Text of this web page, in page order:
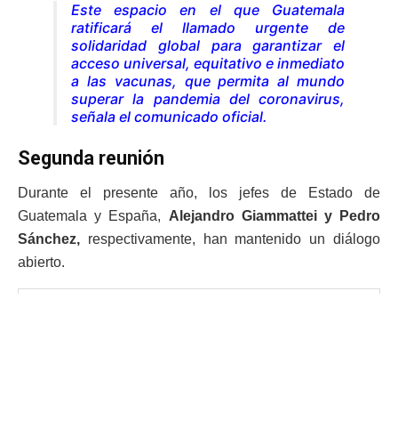
Este espacio en el que Guatemala
ratificará el llamado urgente de
solidaridad global para garantizar el
acceso universal, equitativo e inmediato
a las vacunas, que permita al mundo
superar la pandemia del coronavirus,
señala el comunicado oficial.
Segunda reunión
Durante el presente año, los jefes de Estado de
Guatemala y España, Alejandro Giammattei y Pedro
Sánchez, respectivamente, han mantenido un diálogo
abierto.